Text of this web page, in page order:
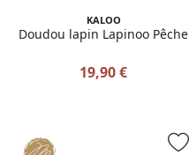
KALOO
Doudou lapin Lapinoo Pêche
19,90 €